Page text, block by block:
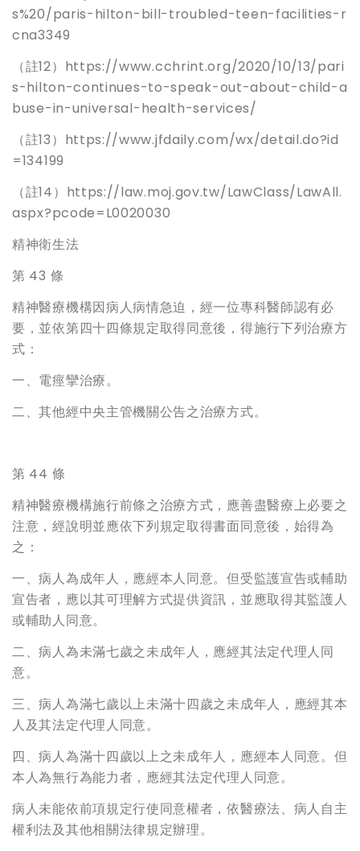
s%20/paris-hilton-bill-troubled-teen-facilities-r
cna3349
（註12）https://www.cchrint.org/2020/10/13/pari
s-hilton-continues-to-speak-out-about-child-a
buse-in-universal-health-services/
（註13）https://www.jfdaily.com/wx/detail.do?id
=134199
（註14）https://law.moj.gov.tw/LawClass/LawAll.
aspx?pcode=L0020030
精神衛生法
第 43 條
精神醫療機構因病人病情急迫，經一位專科醫師認有必
要，並依第四十四條規定取得同意後，得施行下列治療方
式：
一、電痙攣治療。
二、其他經中央主管機關公告之治療方式。
第 44 條
精神醫療機構施行前條之治療方式，應善盡醫療上必要之
注意，經說明並應依下列規定取得書面同意後，始得為
之：
一、病人為成年人，應經本人同意。但受監護宣告或輔助
宣告者，應以其可理解方式提供資訊，並應取得其監護人
或輔助人同意。
二、病人為未滿七歲之未成年人，應經其法定代理人同
意。
三、病人為滿七歲以上未滿十四歲之未成年人，應經其本
人及其法定代理人同意。
四、病人為滿十四歲以上之未成年人，應經本人同意。但
本人為無行為能力者，應經其法定代理人同意。
病人未能依前項規定行使同意權者，依醫療法、病人自主
權利法及其他相關法律規定辦理。